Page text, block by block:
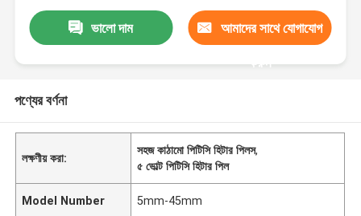
ভালো দাম আমাদের সাথে যোগাযোগ
করুন
পণ্যের বর্ণনা
লক্ষণীয় করা:
সহজ কাঠামো পিটিসি হিটার পিলস,
৫ ভোল্ট পিটিসি হিটার পিল
Model Number 5mm-45mm